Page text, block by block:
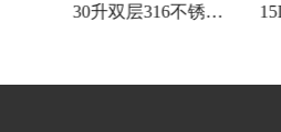
30升双层316不锈钢罐超声均质萃取系统，适用于草本提取物